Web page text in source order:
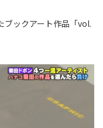
ブックアート作品「vol.